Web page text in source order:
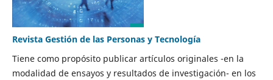
Revista Gestión de las Personas y Tecnología
Tiene como propósito publicar artículos originales -en la
modalidad de ensayos y resultados de investigación- en los